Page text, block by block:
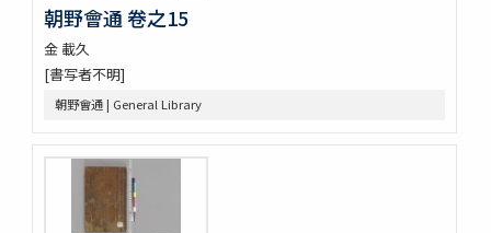
大陵遺稿 11巻
一嚢遺稿 2巻
月沙先生集 63巻附録5巻別集7巻
鶴谷集 9巻附録2巻附1巻
韓客巾衍集 4巻
文谷集 28巻
藥泉集 34巻
華西文稿 1巻附1巻
朝野會通 卷之15
金 載久
[書写者不明]
朝野會通 | General Library